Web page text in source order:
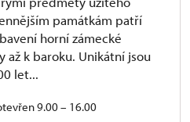
památkám patří
horní zámecké
až k baroku. Unikátní jsou
let...
9.00 – 16.00